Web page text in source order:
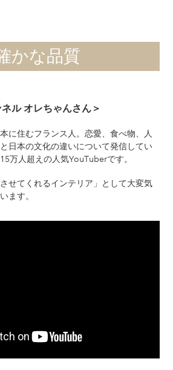
かな品質
ル オレちゃんさん＞
に住むフランス人。恋愛、食べ物、人
日本の文化の違いについて発信してい
万人超えの人気YouTuberです。
せてくれるインテリア」として大変気
ます。